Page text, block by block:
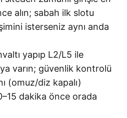
alın; sabah ilk slotu
isterseniz aynı anda
yapıp L2/L5 ile
varın; güvenlik kontrolü
(omuz/diz kapalı)
dakika önce orada